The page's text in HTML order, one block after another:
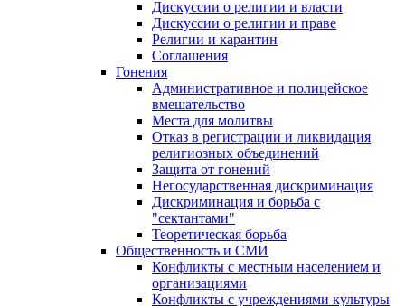
Дискуссии о религии и власти
Дискуссии о религии и праве
Религии и карантин
Соглашения
Гонения
Административное и полицейское
вмешательство
Места для молитвы
Отказ в регистрации и ликвидация
религиозных объединений
Защита от гонений
Негосударственная дискриминация
Дискриминация и борьба с
"сектантами"
Теоретическая борьба
Общественность и СМИ
Конфликты с местным населением и
организациями
Конфликты с учреждениями культуры